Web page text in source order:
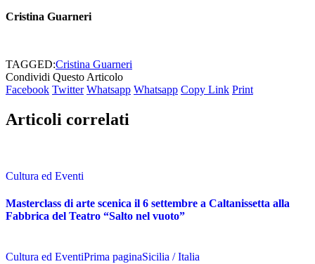
Cristina Guarneri
TAGGED:Cristina Guarneri
Condividi Questo Articolo
Facebook Twitter Whatsapp Whatsapp Copy Link Print
Articoli correlati
Cultura ed Eventi
Masterclass di arte scenica il 6 settembre a Caltanissetta alla
Fabbrica del Teatro “Salto nel vuoto”
Cultura ed EventiPrima paginaSicilia / Italia